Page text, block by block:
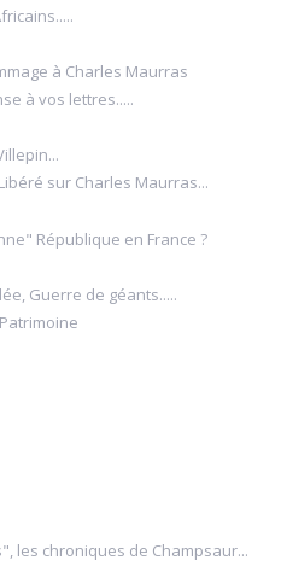
à Charles Maurras
à vos lettres.....
sur Charles Maurras...
République en France ?
Guerre de géants.....
les chroniques de Champsaur...